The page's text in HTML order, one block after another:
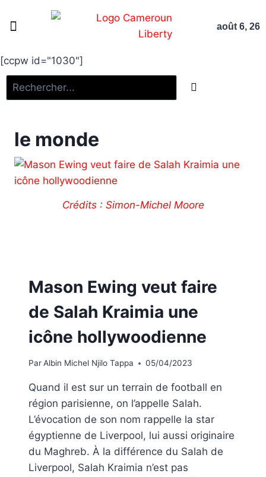
août 6, 26
[ccpw id="1030"]
le monde
Crédits : Simon-Michel Moore
Mason Ewing veut faire
de Salah Kraimia une
icône hollywoodienne
ParAlbin Michel Njilo Tappa 05/04/2023
Quand il est sur un terrain de football en
région parisienne, on l’appelle Salah.
L’évocation de son nom rappelle la star
égyptienne de Liverpool, lui aussi originaire
du Maghreb. À la différence du Salah de
Liverpool, Salah Kraimia n’est pas